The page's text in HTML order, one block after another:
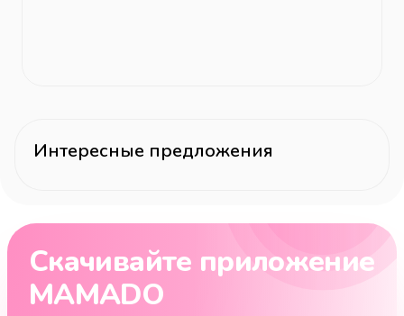
Интересные предложения
Скачивайте приложение
MAMADO